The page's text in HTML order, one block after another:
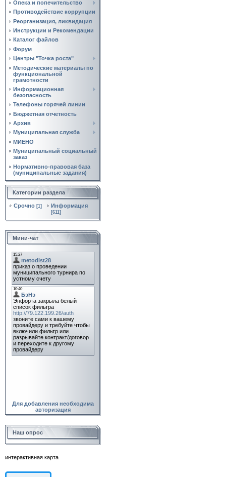
Опека и попечительство
Противодействие коррупции
Реорганизация, ликвидация
Инструкции и Рекомендации
Каталог файлов
Форум
Центры "Точка роста"
Методические материалы по
функциональной
грамотности
Информационная
безопасность
Телефоны горячей линии
Бюджетная отчетность
Архив
Муниципальная служба
МИЕНО
Муниципальный социальный
заказ
Нормативно‑правовая база
(муниципальные задания)
Категории раздела
Срочно [1] Информация
[611]
Мини-чат
Для добавления необходима
авторизация
Наш опрос
интерактивная карта